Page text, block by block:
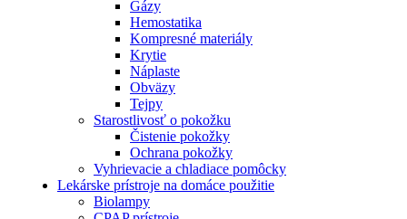
Gázy
Hemostatika
Kompresné materiály
Krytie
Náplaste
Obväzy
Tejpy
Starostlivosť o pokožku
Čistenie pokožky
Ochrana pokožky
Vyhrievacie a chladiace pomôcky
Lekárske prístroje na domáce použitie
Biolampy